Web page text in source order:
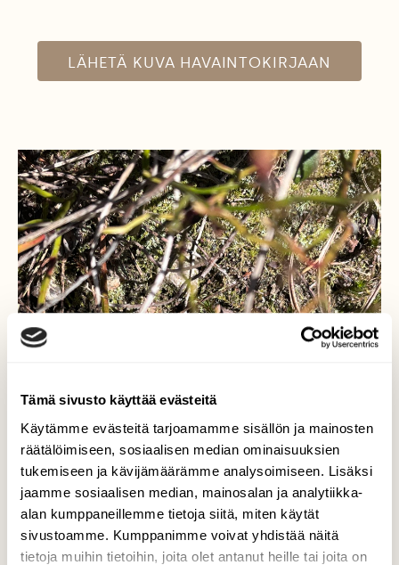
Tämä sivusto käyttää evästeitä
Käytämme evästeitä tarjoamamme sisällön ja mainosten
räätälöimiseen, sosiaalisen median ominaisuuksien
tukemiseen ja kävijämäärämme analysoimiseen. Lisäksi
jaamme sosiaalisen median, mainosalan ja analytiikka-
alan kumppaneillemme tietoja siitä, miten käytät
sivustoamme. Kumppanimme voivat yhdistää näitä
tietoja muihin tietoihin, joita olet antanut heille tai joita on
LÄHETÄ KUVA HAVAINTOKIRJAAN